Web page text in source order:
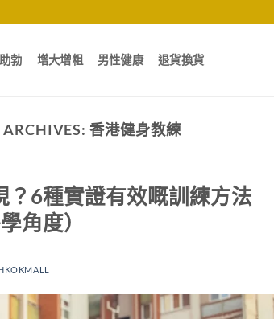
勃 增大增粗 男性健康 退貨換貨
ARCHIVES:香港健身教練
6種實證有效嘅訓練方法
角度）